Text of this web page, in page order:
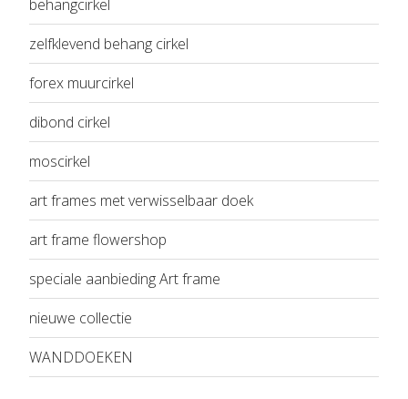
behangcirkel
zelfklevend behang cirkel
forex muurcirkel
dibond cirkel
moscirkel
art frames met verwisselbaar doek
art frame flowershop
speciale aanbieding Art frame
nieuwe collectie
WANDDOEKEN